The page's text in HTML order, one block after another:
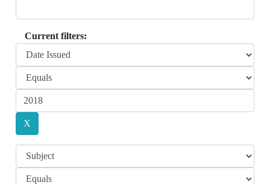
Current filters: